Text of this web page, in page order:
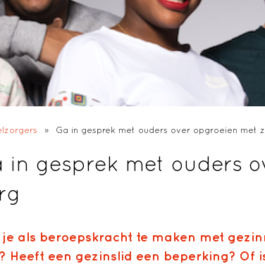
» Ga in gesprek met ouders over opgroeien met
in gesprek met ouders
je als beroepskracht te maken met
Heeft een gezinslid een beperking? Of